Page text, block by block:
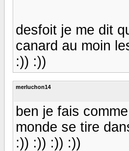
desfoit je me dit
canard au moin
:)) :))
merluchon14
ben je fais
monde se tire
:)) :)) :)) :))